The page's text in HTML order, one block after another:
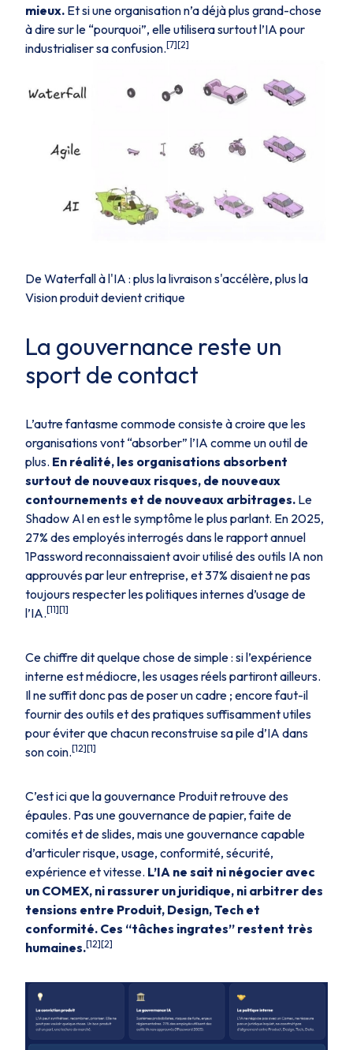
mieux. Et si une organisation n’a déjà plus grand-chose
à dire sur le “pourquoi”, elle utilisera surtout l’IA pour
industrialiser sa confusion.[7][2]
De Waterfall à l'IA : plus la livraison s'accélère, plus la
Vision produit devient critique
La gouvernance reste un
sport de contact
L’autre fantasme commode consiste à croire que les
organisations vont “absorber” l’IA comme un outil de
plus. En réalité, les organisations absorbent
surtout de nouveaux risques, de nouveaux
contournements et de nouveaux arbitrages. Le
Shadow AI en est le symptôme le plus parlant. En 2025,
27% des employés interrogés dans le rapport annuel
1Password reconnaissaient avoir utilisé des outils IA non
approuvés par leur entreprise, et 37% disaient ne pas
toujours respecter les politiques internes d’usage de
l’IA.[11][1]
Ce chiffre dit quelque chose de simple : si l’expérience
interne est médiocre, les usages réels partiront ailleurs.
Il ne suffit donc pas de poser un cadre ; encore faut-il
fournir des outils et des pratiques suffisamment utiles
pour éviter que chacun reconstruise sa pile d’IA dans
son coin.[12][1]
C’est ici que la gouvernance Produit retrouve des
épaules. Pas une gouvernance de papier, faite de
comités et de slides, mais une gouvernance capable
d’articuler risque, usage, conformité, sécurité,
expérience et vitesse. L’IA ne sait ni négocier avec
un COMEX, ni rassurer un juridique, ni arbitrer des
tensions entre Produit, Design, Tech et
conformité. Ces “tâches ingrates” restent très
humaines.[12][2]